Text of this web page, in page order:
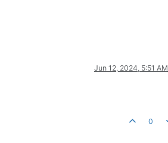
Jun 12, 2024, 5:51 AM
0